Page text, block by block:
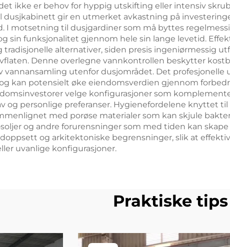
ikke er behov for hyppig utskifting eller intensiv
dusjkabinett gir en utmerket avkastning på
I motsetning til dusjgardiner som må byttes
sin funksjonalitet gjennom hele sin lange levetid.
alternativer, siden presis ingeniørmessig
Denne overlegne vannkontrollen beskytter
vannansamling utenfor dusjområdet. Det
kan potensielt øke eiendomsverdien gjennom
velge konfigurasjoner som
og personlige preferanser. Hygienefordelene knyttet
med porøse materialer som kan skjule
og andre forurensninger som med tiden kan
og arkitektoniske begrensninger, slik at
uvanlige konfigurasjoner.
Praktiske tips